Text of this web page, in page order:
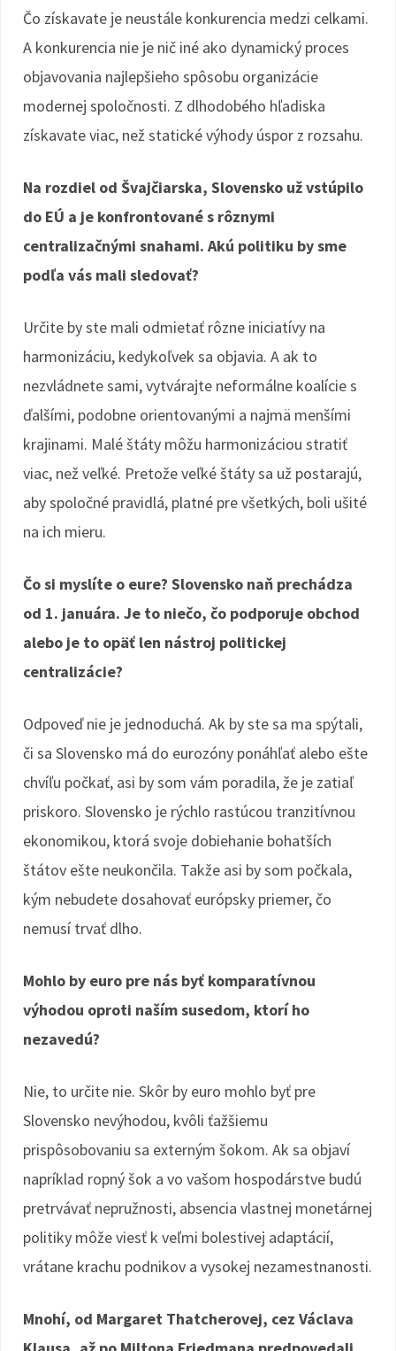
Čo získavate je neustále konkurencia medzi celkami.
A konkurencia nie je nič iné ako dynamický proces
objavovania najlepšieho spôsobu organizácie
modernej spoločnosti. Z dlhodobého hľadiska
získavate viac, než statické výhody úspor z rozsahu.
Na rozdiel od Švajčiarska, Slovensko už vstúpilo
do EÚ a je konfrontované s rôznymi
centralizačnými snahami. Akú politiku by sme
podľa vás mali sledovať?
Určite by ste mali odmietať rôzne iniciatívy na
harmonizáciu, kedykoľvek sa objavia. A ak to
nezvládnete sami, vytvárajte neformálne koalície s
ďalšími, podobne orientovanými a najmä menšími
krajinami. Malé štáty môžu harmonizáciou stratiť
viac, než veľké. Pretože veľké štáty sa už postarajú,
aby spoločné pravidlá, platné pre všetkých, boli ušité
na ich mieru.
Čo si myslíte o eure? Slovensko naň prechádza
od 1. januára. Je to niečo, čo podporuje obchod
alebo je to opäť len nástroj politickej
centralizácie?
Odpoveď nie je jednoduchá. Ak by ste sa ma spýtali,
či sa Slovensko má do eurozóny ponáhľať alebo ešte
chvíľu počkať, asi by som vám poradila, že je zatiaľ
priskoro. Slovensko je rýchlo rastúcou tranzitívnou
ekonomikou, ktorá svoje dobiehanie bohatších
štátov ešte neukončila. Takže asi by som počkala,
kým nebudete dosahovať európsky priemer, čo
nemusí trvať dlho.
Mohlo by euro pre nás byť komparatívnou
výhodou oproti naším susedom, ktorí ho
nezavedú?
Nie, to určite nie. Skôr by euro mohlo byť pre
Slovensko nevýhodou, kvôli ťažšiemu
prispôsobovaniu sa externým šokom. Ak sa objaví
napríklad ropný šok a vo vašom hospodárstve budú
pretrvávať nepružnosti, absencia vlastnej monetárnej
politiky môže viesť k veľmi bolestivej adaptácií,
vrátane krachu podnikov a vysokej nezamestnanosti.
Mnohí, od Margaret Thatcherovej, cez Václava